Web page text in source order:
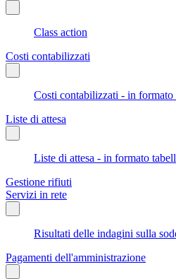
Class action
Costi contabilizzati
Costi contabilizzati - in formato
Liste di attesa
Liste di attesa - in formato
Gestione rifiuti
Servizi in rete
Risultati delle indagini sulla
Pagamenti dell'amministrazione